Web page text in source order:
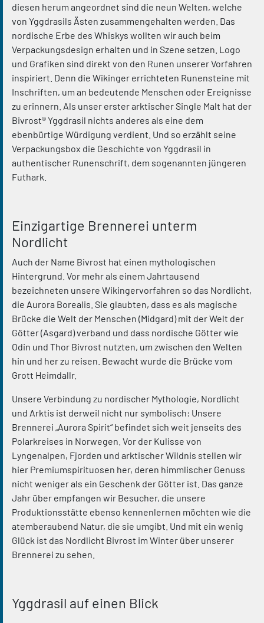
diesen herum angeordnet sind die neun Welten, welche
von Yggdrasils Ästen zusammengehalten werden. Das
nordische Erbe des Whiskys wollten wir auch beim
Verpackungsdesign erhalten und in Szene setzen. Logo
und Grafiken sind direkt von den Runen unserer Vorfahren
inspiriert. Denn die Wikinger errichteten Runensteine mit
Inschriften, um an bedeutende Menschen oder Ereignisse
zu erinnern. Als unser erster arktischer Single Malt hat der
Bivrost® Yggdrasil nichts anderes als eine dem
ebenbürtige Würdigung verdient. Und so erzählt seine
Verpackungsbox die Geschichte von Yggdrasil in
authentischer Runenschrift, dem sogenannten jüngeren
Futhark.
Einzigartige Brennerei unterm
Nordlicht
Auch der Name Bivrost hat einen mythologischen
Hintergrund. Vor mehr als einem Jahrtausend
bezeichneten unsere Wikingervorfahren so das Nordlicht,
die Aurora Borealis. Sie glaubten, dass es als magische
Brücke die Welt der Menschen (Midgard) mit der Welt der
Götter (Asgard) verband und dass nordische Götter wie
Odin und Thor Bivrost nutzten, um zwischen den Welten
hin und her zu reisen. Bewacht wurde die Brücke vom
Grott Heimdallr.
Unsere Verbindung zu nordischer Mythologie, Nordlicht
und Arktis ist derweil nicht nur symbolisch: Unsere
Brennerei „Aurora Spirit“ befindet sich weit jenseits des
Polarkreises in Norwegen. Vor der Kulisse von
Lyngenalpen, Fjorden und arktischer Wildnis stellen wir
hier Premiumspirituosen her, deren himmlischer Genuss
nicht weniger als ein Geschenk der Götter ist. Das ganze
Jahr über empfangen wir Besucher, die unsere
Produktionsstätte ebenso kennenlernen möchten wie die
atemberaubend Natur, die sie umgibt. Und mit ein wenig
Glück ist das Nordlicht Bivrost im Winter über unserer
Brennerei zu sehen.
Yggdrasil auf einen Blick